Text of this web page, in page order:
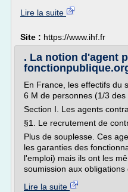
Lire la suite
Site : https://www.ihf.fr
. La notion d'agent
En France, les effectifs du
6 M de personnes (1/3 des
Section I. Les agents
§1. Le recrutement de
Plus de souplesse. Ces
les garanties des
l'emploi) mais ils ont les
soumission aux obligations
Lire la suite